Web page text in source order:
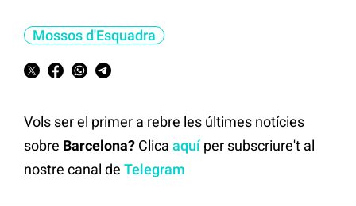
Mossos d'Esquadra
Vols ser el primer a rebre les últimes notícies
sobre Barcelona? Clica aquíper subscriure't al
nostre canal de Telegram